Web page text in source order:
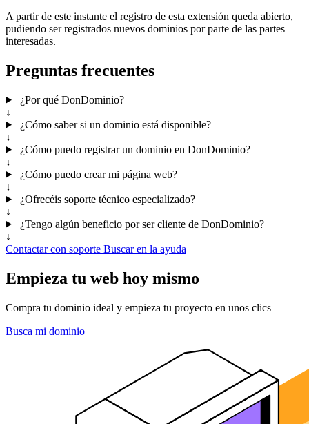
A partir de este instante el registro de esta extensión queda abierto,
pudiendo ser registrados nuevos dominios por parte de las partes
interesadas.
Preguntas frecuentes
¿Por qué DonDominio?
↓
¿Cómo saber si un dominio está disponible?
↓
¿Cómo puedo registrar un dominio en DonDominio?
↓
¿Cómo puedo crear mi página web?
↓
¿Ofrecéis soporte técnico especializado?
↓
¿Tengo algún beneficio por ser cliente de DonDominio?
↓
Contactar con soporte Buscar en la ayuda
Empieza tu web hoy mismo
Compra tu dominio ideal y empieza tu proyecto en unos clics
Busca mi dominio